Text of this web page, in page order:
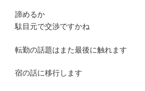
諦めるか
駄目元で交渉ですかね
転勤の話題はまた最後に触れます
宿の話に移行します